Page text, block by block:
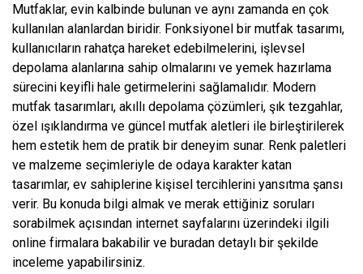
Mutfaklar, evin kalbinde bulunan ve aynı zamanda en çok
kullanılan alanlardan biridir. Fonksiyonel bir mutfak tasarımı,
kullanıcıların rahatça hareket edebilmelerini, işlevsel
depolama alanlarına sahip olmalarını ve yemek hazırlama
sürecini keyifli hale getirmelerini sağlamalıdır. Modern
mutfak tasarımları, akıllı depolama çözümleri, şık tezgahlar,
özel ışıklandırma ve güncel mutfak aletleri ile birleştirilerek
hem estetik hem de pratik bir deneyim sunar. Renk paletleri
ve malzeme seçimleriyle de odaya karakter katan
tasarımlar, ev sahiplerine kişisel tercihlerini yansıtma şansı
verir. Bu konuda bilgi almak ve merak ettiğiniz soruları
sorabilmek açısından internet sayfalarını üzerindeki ilgili
online firmalara bakabilir ve buradan detaylı bir şekilde
inceleme yapabilirsiniz.